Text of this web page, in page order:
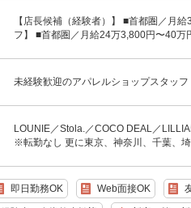
【店長候補（経験者）】 ■首都圏／月
フ】 ■首都圏／月給24万3,800円〜40万
未経験歓迎のアパレルショップスタッフ
LOUNIE／Stola.／COCO DEAL／
※転勤なし 更に東京、神奈川、千葉、
即日勤務OK Web面接OK